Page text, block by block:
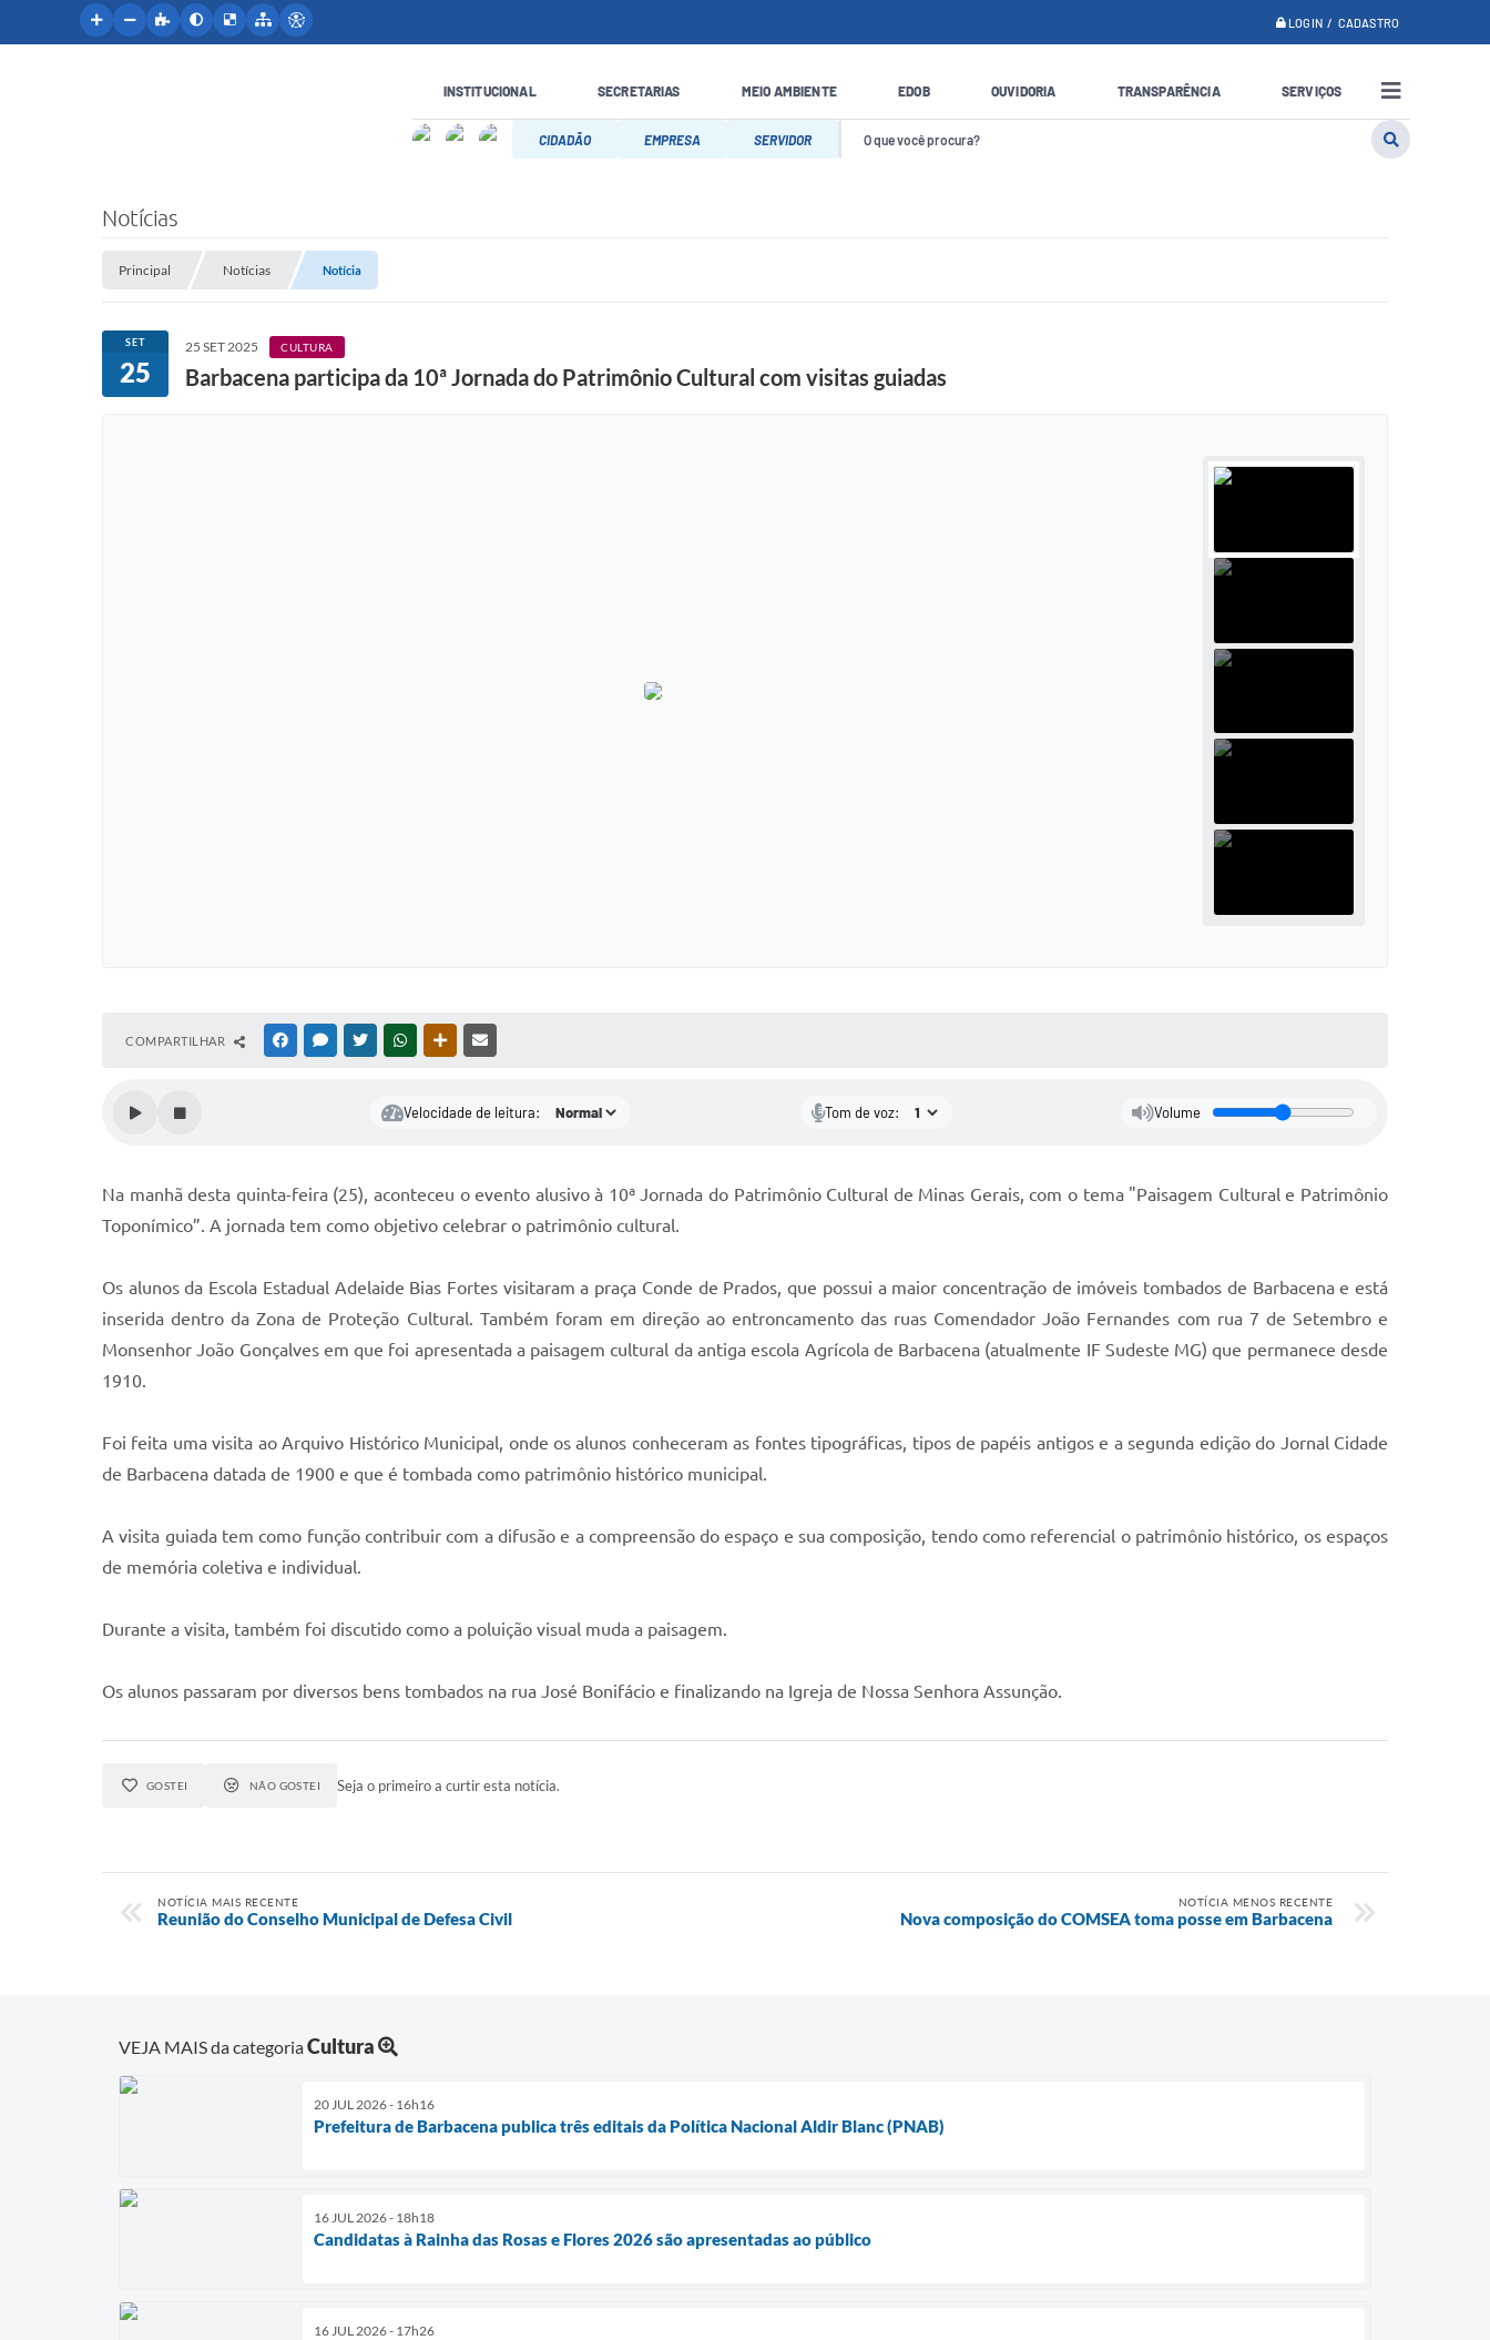
LOGIN / CADASTRO
INSTITUCIONAL SECRETARIAS MEIO AMBIENTE EDOB OUVIDORIA TRANSPARÊNCIA SERVIÇOS
CIDADÃO EMPRESA SERVIDOR
Notícias
Principal Notícias Notícia
SET
25
25 SET 2025 CULTURA
Barbacena participa da 10ª Jornada do Patrimônio Cultural com visitas guiadas
COMPARTILHAR FACEBOOKMESSENGER
TWITTERWHATSAPPOUTRAS MÍDIAS
Velocidade de leitura: Tom de voz: Volume
Na manhã desta quinta-feira (25), aconteceu o evento alusivo à 10ª Jornada do Patrimônio Cultural de Minas Gerais, com o tema "Paisagem Cultural e Patrimônio
Toponímico”. A jornada tem como objetivo celebrar o patrimônio cultural.
Os alunos da Escola Estadual Adelaide Bias Fortes visitaram a praça Conde de Prados, que possui a maior concentração de imóveis tombados de Barbacena e está
inserida dentro da Zona de Proteção Cultural. Também foram em direção ao entroncamento das ruas Comendador João Fernandes com rua 7 de Setembro e
Monsenhor João Gonçalves em que foi apresentada a paisagem cultural da antiga escola Agrícola de Barbacena (atualmente IF Sudeste MG) que permanece desde
1910.
Foi feita uma visita ao Arquivo Histórico Municipal, onde os alunos conheceram as fontes tipográficas, tipos de papéis antigos e a segunda edição do Jornal Cidade
de Barbacena datada de 1900 e que é tombada como patrimônio histórico municipal.
A visita guiada tem como função contribuir com a difusão e a compreensão do espaço e sua composição, tendo como referencial o patrimônio histórico, os espaços
de memória coletiva e individual.
Durante a visita, também foi discutido como a poluição visual muda a paisagem.
Os alunos passaram por diversos bens tombados na rua José Bonifácio e finalizando na Igreja de Nossa Senhora Assunção.
GOSTEI NÃO GOSTEI Seja o primeiro a curtir esta notícia.
NOTÍCIA MAIS RECENTE
Reunião do Conselho Municipal de Defesa Civil
NOTÍCIA MENOS RECENTE
Nova composição do COMSEA toma posse em Barbacena
VEJA MAIS da categoriaCultura
20 JUL 2026 - 16h16
Prefeitura de Barbacena publica três editais da Política Nacional Aldir Blanc (PNAB)
16 JUL 2026 - 18h18
Candidatas à Rainha das Rosas e Flores 2026 são apresentadas ao público
16 JUL 2026 - 17h26